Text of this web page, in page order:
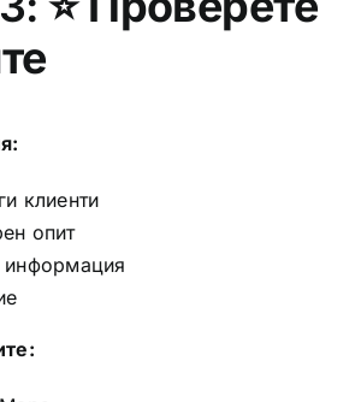
клиенти
опит
информация